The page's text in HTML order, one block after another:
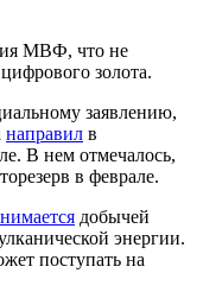
МВФ, что не
золота.
заявлению,
направил в
В нем отмечалось,
в феврале.
добычей
энергии.
поступать на